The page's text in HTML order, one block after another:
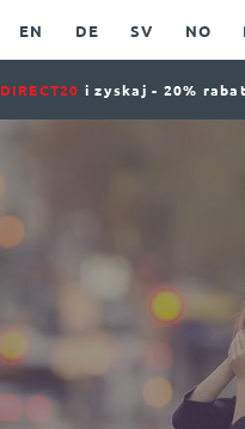
EN DE SV NO
DIRECT20 i zyskaj - 20%